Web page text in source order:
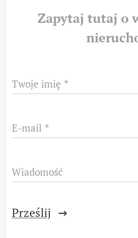
Zapytaj tutaj o
Twoje imię
E-mail
Wiadomość
Prześlij